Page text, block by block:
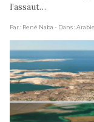
l’assaut…
Par : René Naba - Dans :